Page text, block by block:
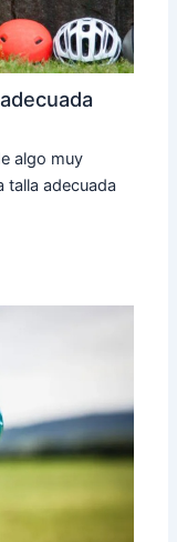
algo muy
talla adecuada